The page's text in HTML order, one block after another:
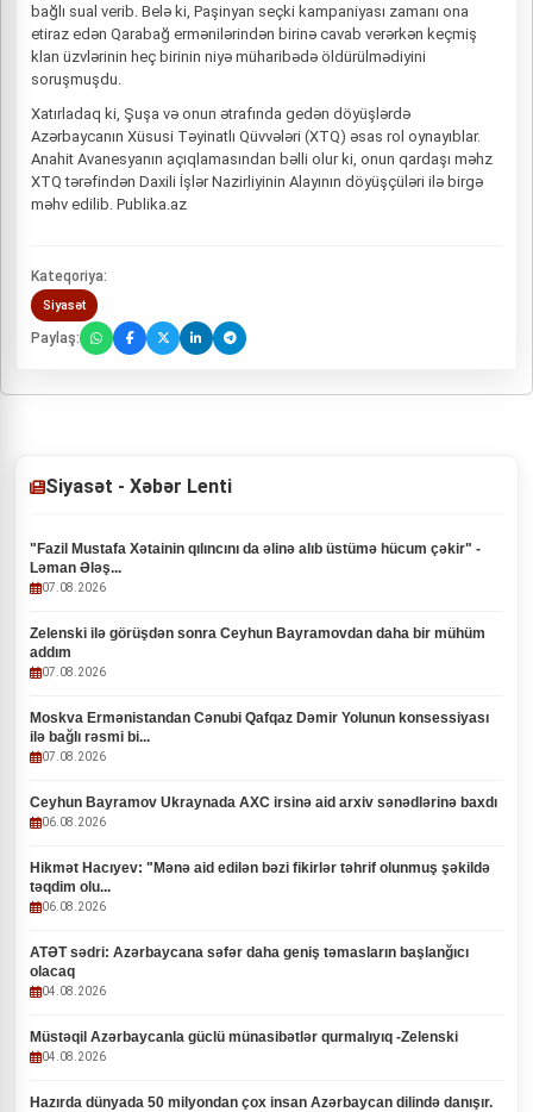
bağlı sual verib. Belə ki, Paşinyan seçki kampaniyası zamanı ona
etiraz edən Qarabağ ermənilərindən birinə cavab verərkən keçmiş
klan üzvlərinin heç birinin niyə müharibədə öldürülmədiyini
soruşmuşdu.
Xatırladaq ki, Şuşa və onun ətrafında gedən döyüşlərdə
Azərbaycanın Xüsusi Təyinatlı Qüvvələri (XTQ) əsas rol oynayıblar.
Anahit Avanesyanın açıqlamasından bəlli olur ki, onun qardaşı məhz
XTQ tərəfindən Daxili İşlər Nazirliyinin Alayının döyüşçüləri ilə birgə
məhv edilib. Publika.az
Kateqoriya:
Siyasət
Paylaş:
Siyasət - Xəbər Lenti
"Fazil Mustafa Xətainin qılıncını da əlinə alıb üstümə hücum çəkir" -
Ləman Ələş...
07.08.2026
Zelenski ilə görüşdən sonra Ceyhun Bayramovdan daha bir mühüm
addım
07.08.2026
Moskva Ermənistandan Cənubi Qafqaz Dəmir Yolunun konsessiyası
ilə bağlı rəsmi bi...
07.08.2026
Ceyhun Bayramov Ukraynada AXC irsinə aid arxiv sənədlərinə baxdı
06.08.2026
Hikmət Hacıyev: "Mənə aid edilən bəzi fikirlər təhrif olunmuş şəkildə
təqdim olu...
06.08.2026
ATƏT sədri: Azərbaycana səfər daha geniş təmasların başlanğıcı
olacaq
04.08.2026
Müstəqil Azərbaycanla güclü münasibətlər qurmalıyıq -Zelenski
04.08.2026
Hazırda dünyada 50 milyondan çox insan Azərbaycan dilində danışır.